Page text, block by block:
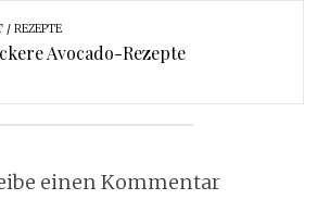
REZEPTE
Avocado-Rezepte
einen Kommentar